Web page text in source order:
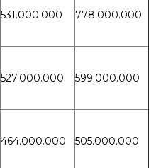
531.000.000 778.000.000
527.000.000 599.000.000
464.000.000 505.000.000